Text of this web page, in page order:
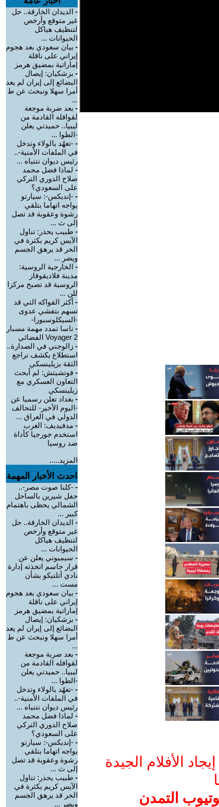
الأفلام الجيدة
التمدن
- الديدان الخارقة.. حل
غير متوقع وأرخص
لتنظيف هياكل
الحيوانات ...
- بيان سعودي بعد هجوم
إيراني على ناقلة
إماراتية بمضيق هرمز
- بزشكيان: إيصال
البضائع إلى إيران لم يعد
أمرا سهلا ونبحث عن ط
...
- بعد ضربة موجعة
لقوافله القادمة من
ليبيا.. حميدتي يعلن
-الطوا ...
- -تعهّد بالولاء وتدخل
في الملفات الأمنية-..
رئيس ديوان نتنياه ...
- لماذا فضل محمد
صلاح الدوري التركي
على السعودي؟
- -إنديكس-: سيارتو
يواجه اتهاما بتلقي
رشوة وعقوبة قد تصل
إلى ث ...
- طبيب يحذر: تناول
الآيس كريم بكثرة في
الحر قد يرهق الجسم
ويضر ...
- الخارجية الروسية:
مدينة فلاديقوقاز
الروسية قد تصبح مركزا
للن ...
- أكثر الفواكه التي قد
تسهم بتفشي عدوى
-السيكلوسبورا-
- ناسا تمدد مهمة مسبار
Voyager 2 الفضائي
- زالوجني في الصدارة..
استطلاع يكشف تراجع
الثقة بزيلينسكي
- فوتشيتش: لم أبحث
التعاون العسكري مع
زيلينسكي
- بغداد تعلن رسميا عن
-اليوم الأخير- للتحالف
الدولي في العراق ...
- مدفيديف: الغرب
استخدم جورجيا كأداة
ضد روسيا
المزيد.....
احدث الأخبار المهمة
- -كلنا صوت مصر-..
حفل شيرين بالساحل
الشمالي يحظى باهتمام
كبير ...
- الديدان الخارقة.. حل
غير متوقع وأرخص
لتنظيف هياكل
الحيوانات ...
- سيميوني يعلن عن
قرار حاسم اتخذته إدارة
نادي أتلتيكو بشأن
مست ...
- بيان سعودي بعد هجوم
إيراني على ناقلة
إماراتية بمضيق هرمز
- بزشكيان: إيصال
البضائع إلى إيران لم يعد
أمرا سهلا ونبحث عن ط
...
- بعد ضربة موجعة
لقوافله القادمة من
ليبيا.. حميدتي يعلن
-الطوا ...
- -تعهّد بالولاء وتدخل
في الملفات الأمنية-..
رئيس ديوان نتنياه ...
- لماذا فضل محمد
صلاح الدوري التركي
على السعودي؟
- -إنديكس-: سيارتو
يواجه اتهاما بتلقي
رشوة وعقوبة قد تصل
إلى ث ...
- طبيب يحذر: تناول
الآيس كريم بكثرة في
الحر قد يرهق الجسم
ويضر ...